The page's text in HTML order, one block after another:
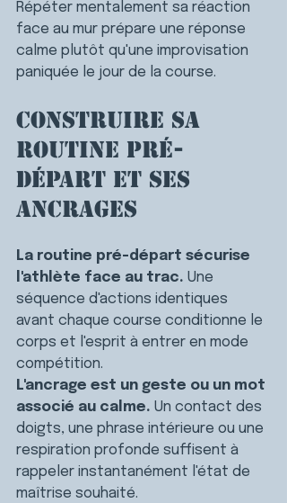
Répéter mentalement sa réaction
face au mur prépare une réponse
calme plutôt qu'une improvisation
paniquée le jour de la course.
Construire sa
routine pré-
départ et ses
ancrages
La routine pré-départ sécurise
l'athlète face au trac. Une
séquence d'actions identiques
avant chaque course conditionne le
corps et l'esprit à entrer en mode
compétition.
L'ancrage est un geste ou un mot
associé au calme. Un contact des
doigts, une phrase intérieure ou une
respiration profonde suffisent à
rappeler instantanément l'état de
maîtrise souhaité.